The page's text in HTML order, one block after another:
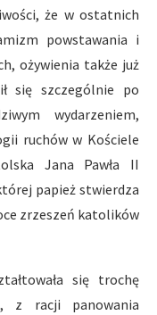
że w ostatnich
powstawania i
ożywienia także już
się szczególnie po
wydarzeniem,
ruchów w Kościele
Jana Pawła II
papież stwierdza
zrzeszeń katolików
się trochę
z racji panowania